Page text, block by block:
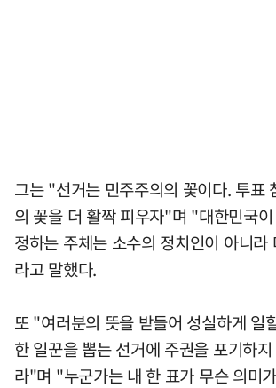
그는 "선거는 민주주의의 꽃이다. 투표
의 꽃을 더 활짝 피우자"며 "대한민국
정하는 주체는 소수의 정치인이 아니라
라고 말했다.
또 "여러분의 뜻을 받들어 성실하게 일
한 일꾼을 뽑는 선거에 주권을 포기하
라"며 "누군가는 내 한 표가 무슨 의미